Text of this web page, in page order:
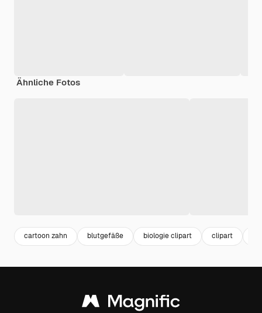
Ähnliche Fotos
cartoon zahn blutgefäße biologie clipart clipart